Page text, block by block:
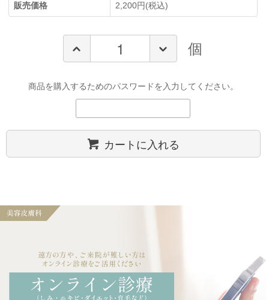
販売価格 2,200円(税込)
個
商品を購入するためのパスワードを入力してください。
カートに入れる